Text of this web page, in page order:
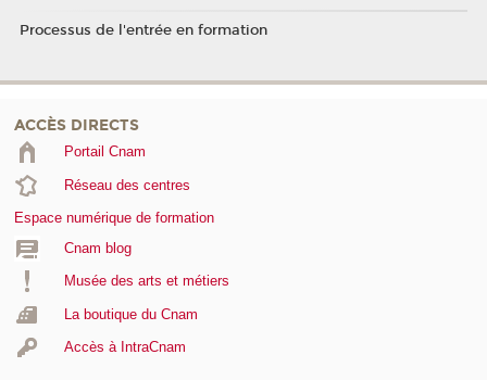
Processus de l'entrée en formation
ACCÈS DIRECTS
Portail Cnam
Réseau des centres
Espace numérique de formation
Cnam blog
Musée des arts et métiers
La boutique du Cnam
Accès à IntraCnam